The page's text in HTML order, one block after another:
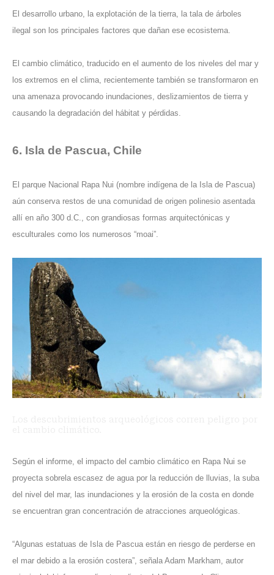
El desarrollo urbano, la explotación de la tierra, la tala de árboles
ilegal son los principales factores que dañan ese ecosistema.
El cambio climático, traducido en el aumento de los niveles del mar y
los extremos en el clima, recientemente también se transformaron en
una amenaza provocando inundaciones, deslizamientos de tierra y
causando la degradación del hábitat y pérdidas.
6. Isla de Pascua, Chile
El parque Nacional Rapa Nui (nombre indígena de la Isla de Pascua)
aún conserva restos de una comunidad de origen polinesio asentada
allí en año 300 d.C., con grandiosas formas arquitectónicas y
esculturales como los numerosos “moai”.
Según el informe, el impacto del cambio climático en Rapa Nui se
proyecta sobrela escasez de agua por la reducción de lluvias, la suba
del nivel del mar, las inundaciones y la erosión de la costa en donde
se encuentran gran concentración de atracciones arqueológicas.
“Algunas estatuas de Isla de Pascua están en riesgo de perderse en
el mar debido a la erosión costera”, señala Adam Markham, autor